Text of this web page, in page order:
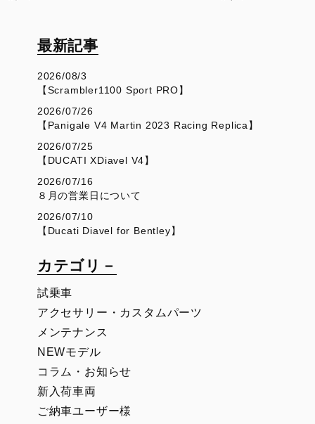
最新記事
2026/08/3
【Scrambler1100 Sport PRO】
2026/07/26
【Panigale V4 Martin 2023 Racing Replica】
2026/07/25
【DUCATI XDiavel V4】
2026/07/16
８月の営業日について
2026/07/10
【Ducati Diavel for Bentley】
カテゴリ－
試乗車
アクセサリー・カスタムパーツ
メンテナンス
NEWモデル
コラム・お知らせ
新入荷車両
ご納車ユーザー様